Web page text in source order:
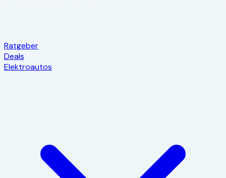
Ratgeber
Deals
Elektroautos